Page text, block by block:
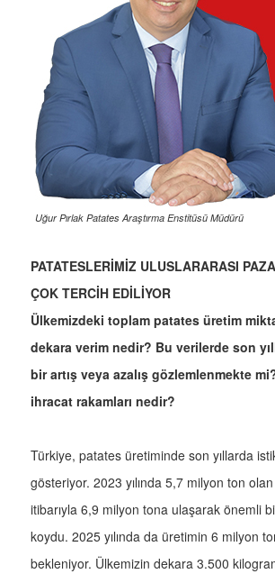
Uğur Pırlak Patates Araştırma Enstitüsü Müdürü
PATATESLERİMİZ ULUSLARARASI
ÇOK TERCİH EDİLİYOR
Ülkemizdeki toplam patates üretim
dekara verim nedir? Bu verilerde son
bir artış veya azalış gözlemlenmekte
ihracat rakamları nedir?
Türkiye, patates üretiminde son yıllarda
gösteriyor. 2023 yılında 5,7 milyon ton
itibarıyla 6,9 milyon tona ulaşarak önemli
koydu. 2025 yılında da üretimin 6 milyon
bekleniyor. Ülkemizin dekara 3.500